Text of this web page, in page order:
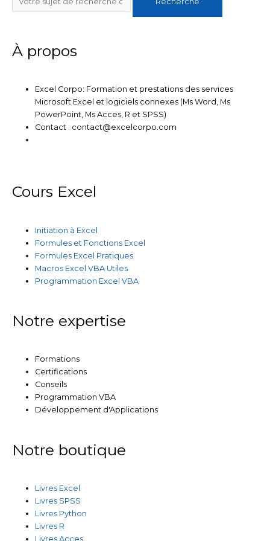
i
r
o
e
r
À propos
Excel Corpo: Formation et prestations des services
Microsoft Excel et logiciels connexes (Ms Word, Ms
PowerPoint, Ms Acces, R et SPSS)
Contact : contact@excelcorpo.com
Cours Excel
Initiation à Excel
Formules et Fonctions Excel
Formules Excel Pratiques
Macros Excel VBA Utiles
Programmation Excel VBA
Notre expertise
Formations
Certifications
Conseils
Programmation VBA
Développement d'Applications
Notre boutique
Livres Excel
Livres SPSS
Livres Python
Livres R
Livres Acces